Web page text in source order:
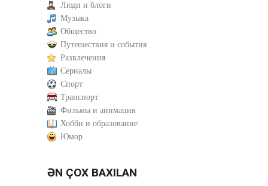
Люди и блоги
Музыка
Общество
Путешествия и события
Развлечения
Сериалы
Спорт
Транспорт
Фильмы и анимация
Хобби и образование
Юмор
ƏN ÇOX BAXILAN